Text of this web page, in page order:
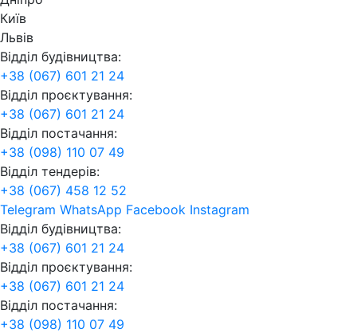
Київ
Львів
Відділ будівництва:
+38 (067) 601 21 24
Відділ проєктування:
+38 (067) 601 21 24
Відділ постачання:
+38 (098) 110 07 49
Відділ тендерів:
+38 (067) 458 12 52
Telegram WhatsApp Facebook Instagram
Відділ будівництва:
+38 (067) 601 21 24
Відділ проєктування:
+38 (067) 601 21 24
Відділ постачання:
+38 (098) 110 07 49